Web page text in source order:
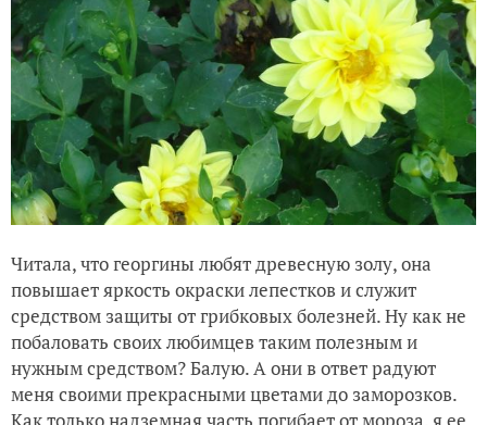
Читала, что георгины любят древесную золу, она
повышает яркость окраски лепестков и служит
средством защиты от грибковых болезней. Ну как не
побаловать своих любимцев таким полезным и
нужным средством? Балую. А они в ответ радуют
меня своими прекрасными цветами до заморозков.